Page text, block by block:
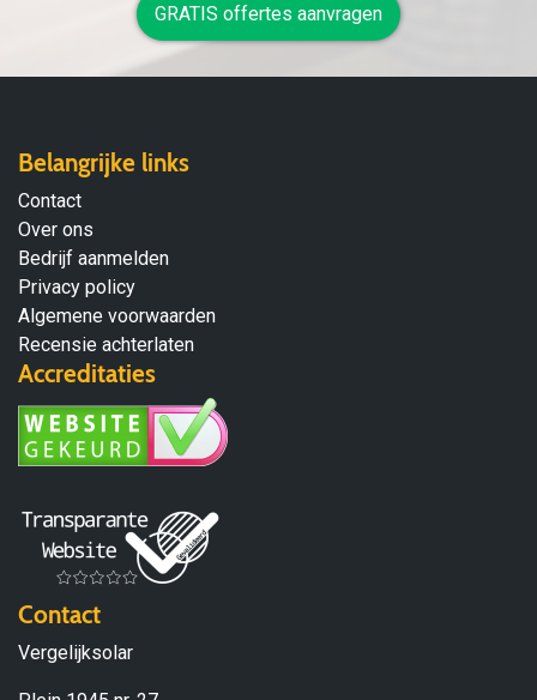
GRATIS offertes aanvragen
Belangrijke links
Contact
Over ons
Bedrijf aanmelden
Privacy policy
Algemene voorwaarden
Recensie achterlaten
Accreditaties
Contact
Vergelijksolar